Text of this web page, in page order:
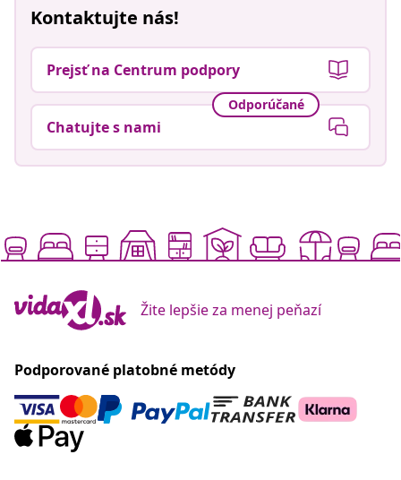
Kontaktujte nás!
Prejsť na Centrum podpory
Odporúčané
Chatujte s nami
Žite lepšie za menej peňazí
Podporované platobné metódy